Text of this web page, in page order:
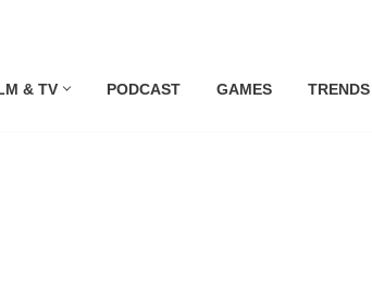
& TV PODCAST GAMES TRENDS